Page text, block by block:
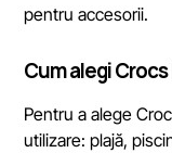
pentru accesorii.
Cum alegi
Pentru a alege
utilizare: plajă,